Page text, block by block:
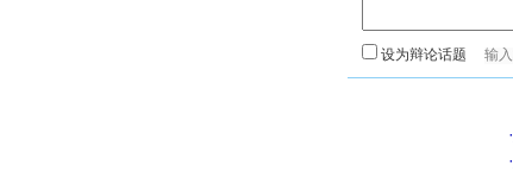
设为辩论话题
·
·